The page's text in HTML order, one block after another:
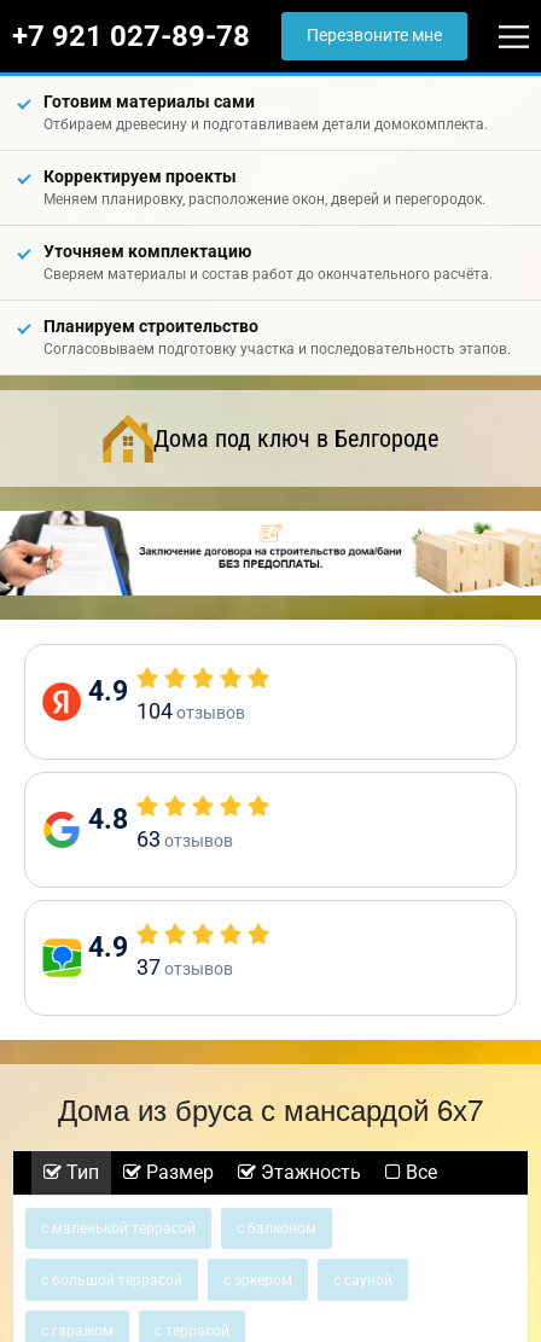
+7 921 027-89-78 Перезвоните мне
Готовим материалы сами
Отбираем древесину и подготавливаем детали домокомплекта.
Корректируем проекты
Меняем планировку, расположение окон, дверей и перегородок.
Уточняем комплектацию
Сверяем материалы и состав работ до окончательного расчёта.
Планируем строительство
Согласовываем подготовку участка и последовательность этапов.
Дома под ключ в Белгороде
4.9
104отзывов
4.8
63 отзывов
4.9
37отзывов
Дома из бруса с мансардой 6х7
Тип Размер Этажность Все
с маленькой террасой с балконом
с большой террасой с эркером с сауной
с гаражом с террасой